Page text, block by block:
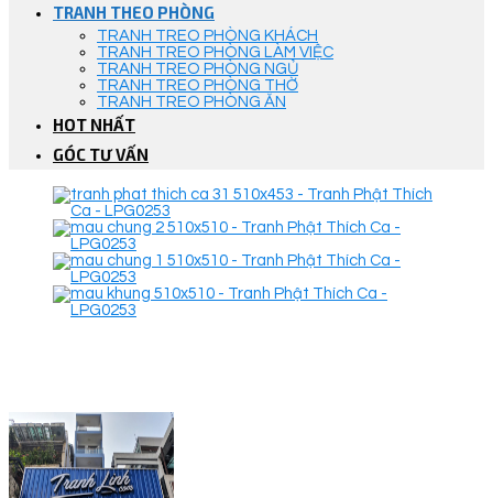
TRANH THEO PHÒNG
TRANH TREO PHÒNG KHÁCH
TRANH TREO PHÒNG LÀM VIỆC
TRANH TREO PHÒNG NGỦ
TRANH TREO PHÒNG THỜ
TRANH TREO PHÒNG ĂN
HOT NHẤT
GÓC TƯ VẤN